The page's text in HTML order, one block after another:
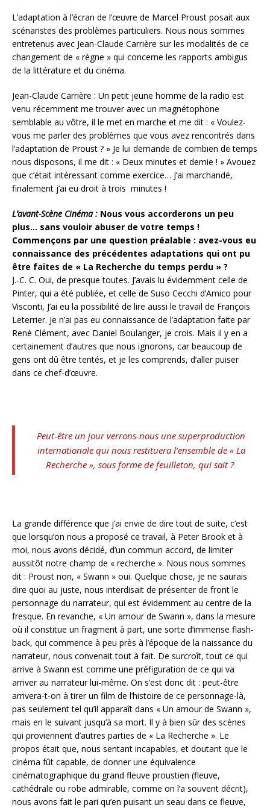
L’adaptation à l’écran de l’œuvre de Marcel Proust posait aux
scénaristes des problèmes particuliers. Nous nous sommes
entretenus avec Jean-Claude Carrière sur les modalités de ce
changement de « règne » qui concerne les rapports ambigus
de la littérature et du cinéma.
Jean-Claude Carrière : Un petit jeune homme de la radio est
venu récemment me trouver avec un magnétophone
semblable au vôtre, il le met en marche et me dit : « Voulez-
vous me parler des problèmes que vous avez rencontrés dans
l’adaptation de Proust ? » Je lui demande de combien de temps
nous disposons, il me dit : « Deux minutes et demie ! » Avouez
que c’était intéressant comme exercice… J’ai marchandé,
finalement j’ai eu droit à trois minutes !
L’avant-Scène Cinéma : Nous vous accorderons un peu
plus… sans vouloir abuser de votre temps !
Commençons par une question préalable : avez-vous eu
connaissance des précédentes adaptations qui ont pu
être faites de « La Recherche du temps perdu » ?
J.-C. C. Oui, de presque toutes. J’avais lu évidemment celle de
Pinter, qui a été publiée, et celle de Suso Cecchi d’Amico pour
Visconti, J’ai eu la possibilité de lire aussi le travail de François
Leterrier. Je n’ai pas eu connaissance de l’adaptation faite par
René Clément, avec Daniel Boulanger, je crois. Mais il y en a
certainement d’autres que nous ignorons, car beaucoup de
gens ont dû être tentés, et je les comprends, d’aller puiser
dans ce chef-d’œuvre.
Peut-être un jour verrons-nous une superproduction
internationale qui nous restituera l’ensemble de « La
Recherche », sous forme de feuilleton, qui sait ?
La grande différence que j’ai envie de dire tout de suite, c’est
que lorsqu’on nous a proposé ce travail, à Peter Brook et à
moi, nous avons décidé, d’un commun accord, de limiter
aussitôt notre champ de « recherche ». Nous nous sommes
dit : Proust non, « Swann » oui. Quelque chose, je ne saurais
dire quoi au juste, nous interdisait de présenter de front le
personnage du narrateur, qui est évidemment au centre de la
fresque. En revanche, « Un amour de Swann », dans la mesure
où il constitue un fragment à part, une sorte d’immense flash-
back, qui commence à peu près à l’époque de la naissance du
narrateur, nous convenait tout à fait. De surcroît, tout ce qui
arrive à Swann est comme une préfiguration de ce qui va
arriver au narrateur lui-même. On s’est donc dit : peut-être
arrivera-t-on à tirer un film de l’histoire de ce personnage-là,
pas seulement tel qu’il apparaît dans « Un amour de Swann »,
mais en le suivant jusqu’à sa mort. Il y à bien sûr des scènes
qui proviennent d’autres parties de « La Recherche ». Le
propos était que, nous sentant incapables, et doutant que le
cinéma fût capable, de donner une équivalence
cinématographique du grand fleuve proustien (fleuve,
cathédrale ou robe admirable, comme on l’a souvent décrit),
nous avons fait le pari qu’en puisant un seau dans ce fleuve,